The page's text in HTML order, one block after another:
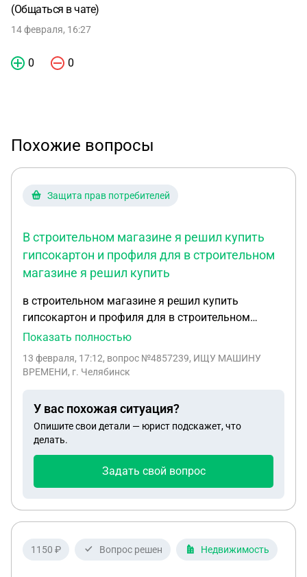
(Общаться в чате)
14 февраля, 16:27
0 0
Похожие вопросы
Защита прав потребителей
В строительном магазине я решил купить
гипсокартон и профиля для в строительном
магазине я решил купить
в строительном магазине я решил купить
гипсокартон и профиля для в строительном
магазине я решил купить гипсокартон и профиля
консультанту в магазине рисунок с размерами, он
всё вместе с доставкой, потом, оказалось, что
стоечных профилей меньше, а направляющих -
больше!!! я попросил заменить мне одни на
другие со второй бесплатной доставкой за их
счёт, отказали, ссылаются на: Здравствуйте! Со
вас о следующем: 1. Отсутствие проекта на
консультанту не был предоставлен чертеж или
Показать полностью
13 февраля, 17:12, вопрос №4857239, ИЩУ МАШИНУ
ВРЕМЕНИ, г. Челябинск
У вас похожая ситуация?
Опишите свои детали — юрист подскажет, что
делать.
Задать свой вопрос
1150 ₽ Вопрос решен Недвижимость